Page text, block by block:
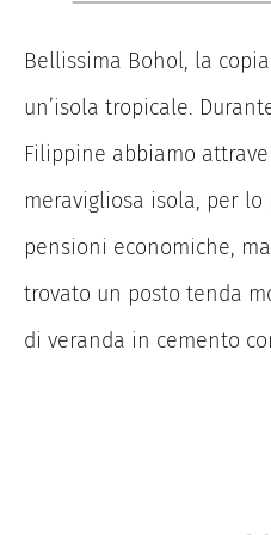
Bellissima Bohol, la
un’isola tropicale.
Filippine abbiamo
meravigliosa isola, per
pensioni economiche,
trovato un posto tenda
di veranda in cemento